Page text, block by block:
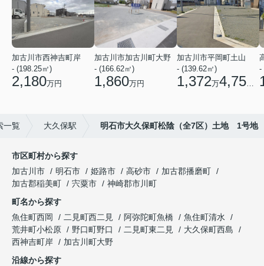
加古川市西神吉町岸
- (198.25㎡)
2,180万円
加古川市加古川町大野
- (166.62㎡)
1,860万円
加古川市平岡町土山
- (139.62㎡)
1,372万4,750 円
-
一覧 大久保駅 明石市大久保町松陰（全7区）土地 1号地
市区町村から探す
加古川市
明石市 姫路市 高砂市
加古郡播磨町
加古郡稲美町
宍粟市
神崎郡市川町
町名から探す
魚住町西岡
二見町西二見 阿弥陀町魚橋
魚住町清水
荒井町小松原
野口町野口 二見町東二見
大久保町西島
西神吉町岸
加古川町大野
沿線から探す